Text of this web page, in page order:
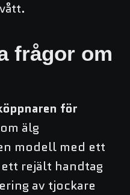
frågor om
för
älg
modell med ett
rejält handtag
av tjockare